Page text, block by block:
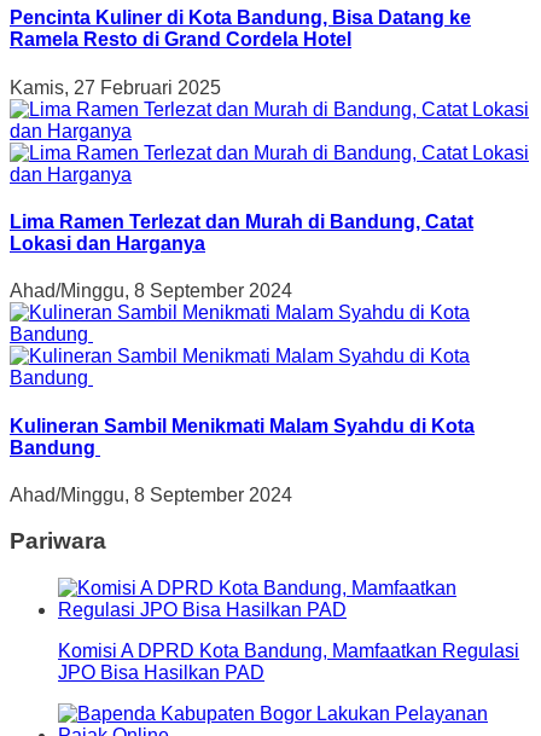
Pencinta Kuliner di Kota Bandung, Bisa Datang ke
Ramela Resto di Grand Cordela Hotel
Kamis, 27 Februari 2025
Lima Ramen Terlezat dan Murah di Bandung, Catat
Lokasi dan Harganya
Ahad/Minggu, 8 September 2024
Kulineran Sambil Menikmati Malam Syahdu di Kota
Bandung
Ahad/Minggu, 8 September 2024
Pariwara
Komisi A DPRD Kota Bandung, Mamfaatkan Regulasi
JPO Bisa Hasilkan PAD